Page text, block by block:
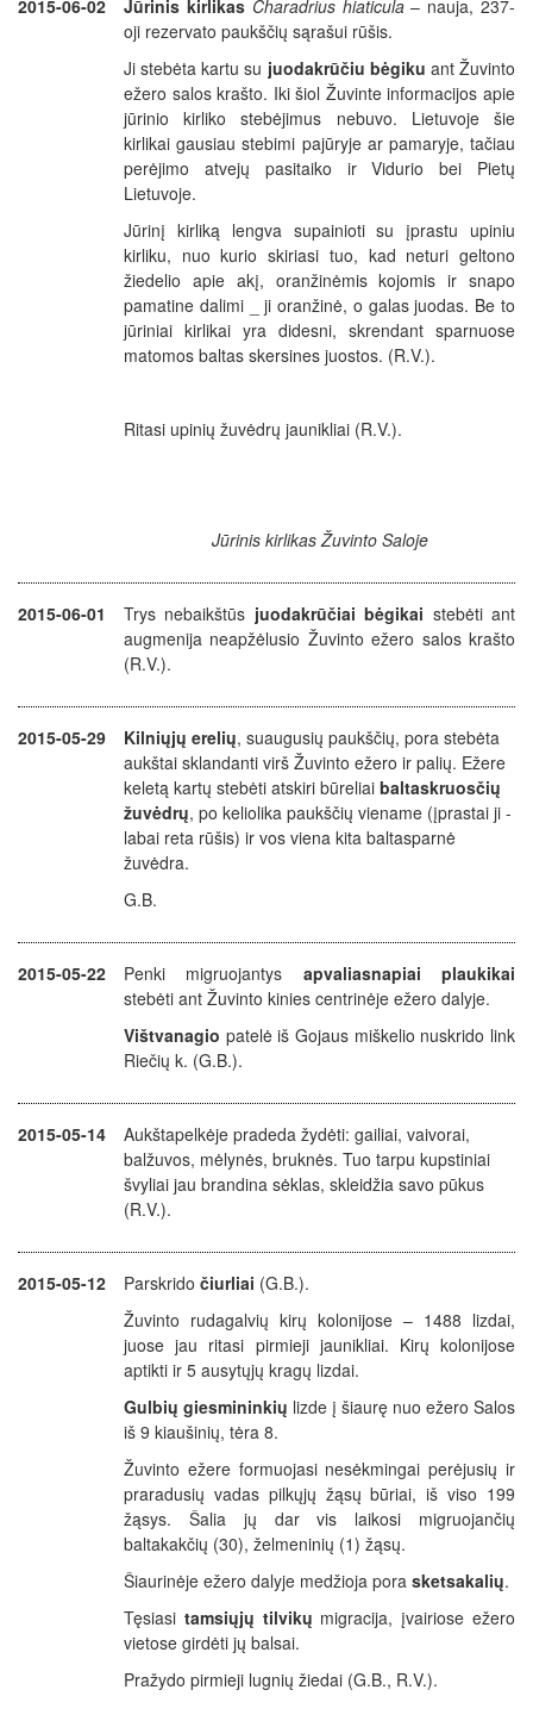
2015-06-02 Jūrinis kirlikas Charadrius hiaticula– nauja, 237-
oji rezervato paukščių sąrašui rūšis.
Ji stebėta kartu su juodakrūčiu bėgiku ant Žuvinto
ežero salos krašto. Iki šiol Žuvinte informacijos apie
jūrinio kirliko stebėjimus nebuvo. Lietuvoje šie
kirlikai gausiau stebimi pajūryje ar pamaryje, tačiau
perėjimo atvejų pasitaiko ir Vidurio bei Pietų
Lietuvoje.
Jūrinį kirliką lengva supainioti su įprastu upiniu
kirliku, nuo kurio skiriasi tuo, kad neturi geltono
žiedelio apie akį, oranžinėmis kojomis ir snapo
pamatine dalimi _ ji oranžinė, o galas juodas. Be to
jūriniai kirlikai yra didesni, skrendant sparnuose
matomos baltas skersines juostos. (R.V.).
Ritasi upinių žuvėdrų jaunikliai (R.V.).
Jūrinis kirlikas Žuvinto Saloje
2015-06-01 Trys nebaikštūs juodakrūčiai bėgikai stebėti ant
augmenija neapžėlusio Žuvinto ežero salos krašto
(R.V.).
2015-05-29 Kilniųjų erelių, suaugusių paukščių, pora stebėta
aukštai sklandanti virš Žuvinto ežero ir palių. Ežere
keletą kartų stebėti atskiri būreliai baltaskruosčių
žuvėdrų, po keliolika paukščių viename (įprastai ji -
labai reta rūšis) ir vos viena kita baltasparnė
žuvėdra.
G.B.
2015-05-22 Penki migruojantys apvaliasnapiai plaukikai
stebėti ant Žuvinto kinies centrinėje ežero dalyje.
Vištvanagio patelė iš Gojaus miškelio nuskrido link
Riečių k. (G.B.).
2015-05-14
Aukštapelkėje pradeda žydėti: gailiai, vaivorai,
balžuvos, mėlynės, bruknės. Tuo tarpu kupstiniai
švyliai jau brandina sėklas, skleidžia savo pūkus
(R.V.).
2015-05-12 Parskrido čiurliai (G.B.).
Žuvinto rudagalvių kirų kolonijose – 1488 lizdai,
juose jau ritasi pirmieji jaunikliai. Kirų kolonijose
aptikti ir 5 ausytųjų kragų lizdai.
Gulbių giesmininkių lizde į šiaurę nuo ežero Salos
iš 9 kiaušinių, tėra 8.
Žuvinto ežere formuojasi nesėkmingai perėjusių ir
praradusių vadas pilkųjų žąsų būriai, iš viso 199
žąsys. Šalia jų dar vis laikosi migruojančių
baltakakčių (30), želmeninių (1) žąsų.
Šiaurinėje ežero dalyje medžioja pora sketsakalių.
Tęsiasi tamsiųjų tilvikų migracija, įvairiose ežero
vietose girdėti jų balsai.
Pražydo pirmieji lugnių žiedai (G.B., R.V.).